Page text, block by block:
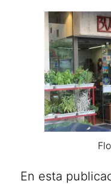
En esta